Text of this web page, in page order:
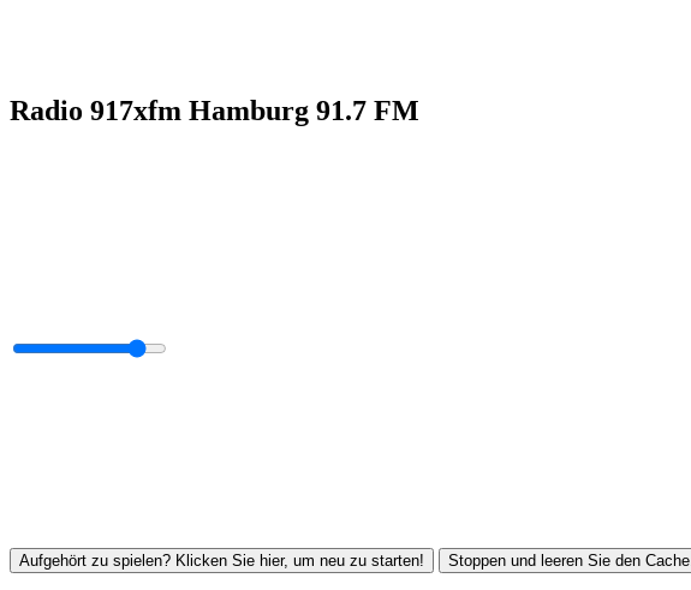
Radio 917xfm Hamburg 91.7 FM
Aufgehört zu spielen? Klicken Sie hier, um neu zu starten! Stoppen und leeren Sie den Cache.